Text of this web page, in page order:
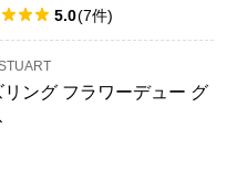
5.0(7件)
リング フラワーデュー グ